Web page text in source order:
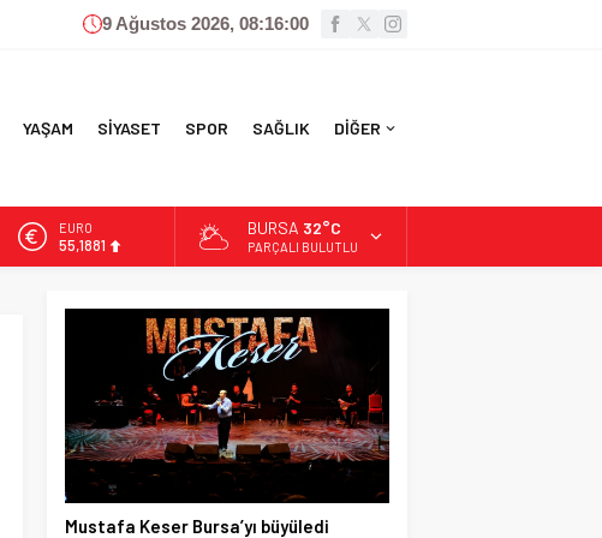
9 Ağustos 2026, 08:16:01
YAŞAM SİYASET SPOR SAĞLIK DİĞER
ALTIN
6.660,55
13.779,39
55,1881
BURSA 32°C
PARÇALI BULUTLU
Mustafa Keser Bursa’yı büyüledi